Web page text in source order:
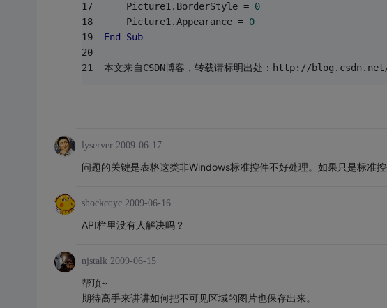
    Picture1.BorderStyle =
0
    Picture1.Appearance =
0
End
Sub
本文来自CSDN博客，转载请标明出处：http://
lyserver 2009-06-17
问题的关键是表格这类非Windows标准控件不好处理。如果只是标准
shockcqyc 2009-06-16
API栏里没有人解决吗？
njstalk 2009-06-15
帮顶~
期待高手来讲讲如何把不可见区域的图片也保存出来。